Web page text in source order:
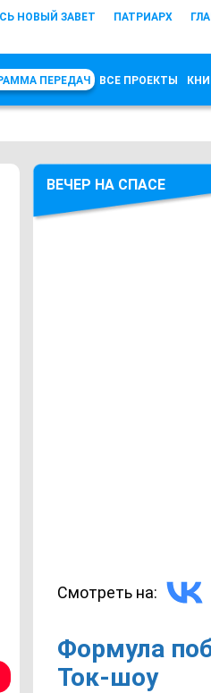
НОВЫЙ ЗАВЕТ ПАТРИАРХ
ПЕРЕДАЧ ВСЕ ПРОЕКТЫ
ВЕЧЕР НА СПАСЕ
Смотреть на:
Формула
Ток-шоу